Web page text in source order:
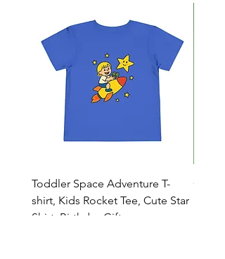
Toddler Space Adventure T-
shirt, Kids Rocket Tee, Cute Star
Shirt, Birthday Gift